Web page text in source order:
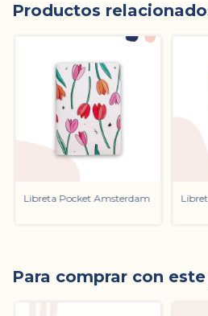
Productos
Libreta Pocket Amsterdam
Para comprar con